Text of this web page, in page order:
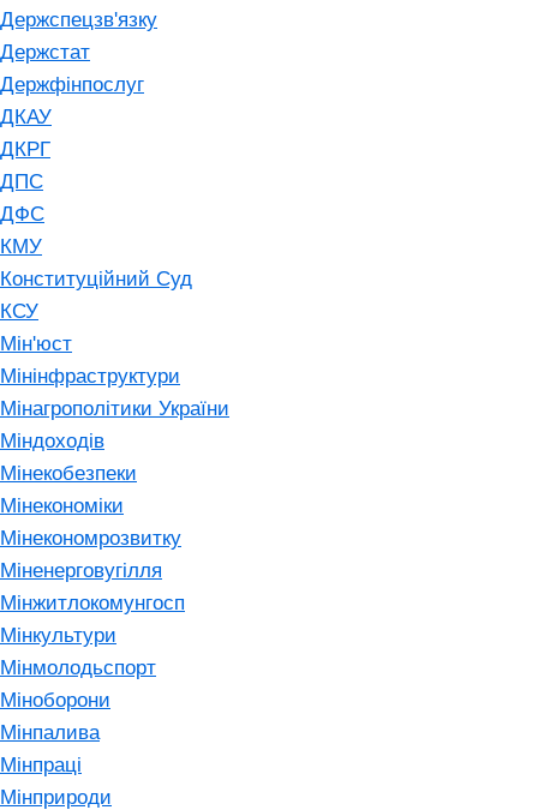
Держспецзв'язку
Держстат
Держфінпослуг
ДКАУ
ДКРГ
ДПС
ДФС
КМУ
Конституційний Суд
КСУ
Мін'юст
Мінінфраструктури
Мінагрополітики України
Міндоходів
Мінекобезпеки
Мінекономіки
Мінекономрозвитку
Міненерговугілля
Мінжитлокомунгосп
Мінкультури
Мінмолодьспорт
Міноборони
Мінпалива
Мінпраці
Мінприроди